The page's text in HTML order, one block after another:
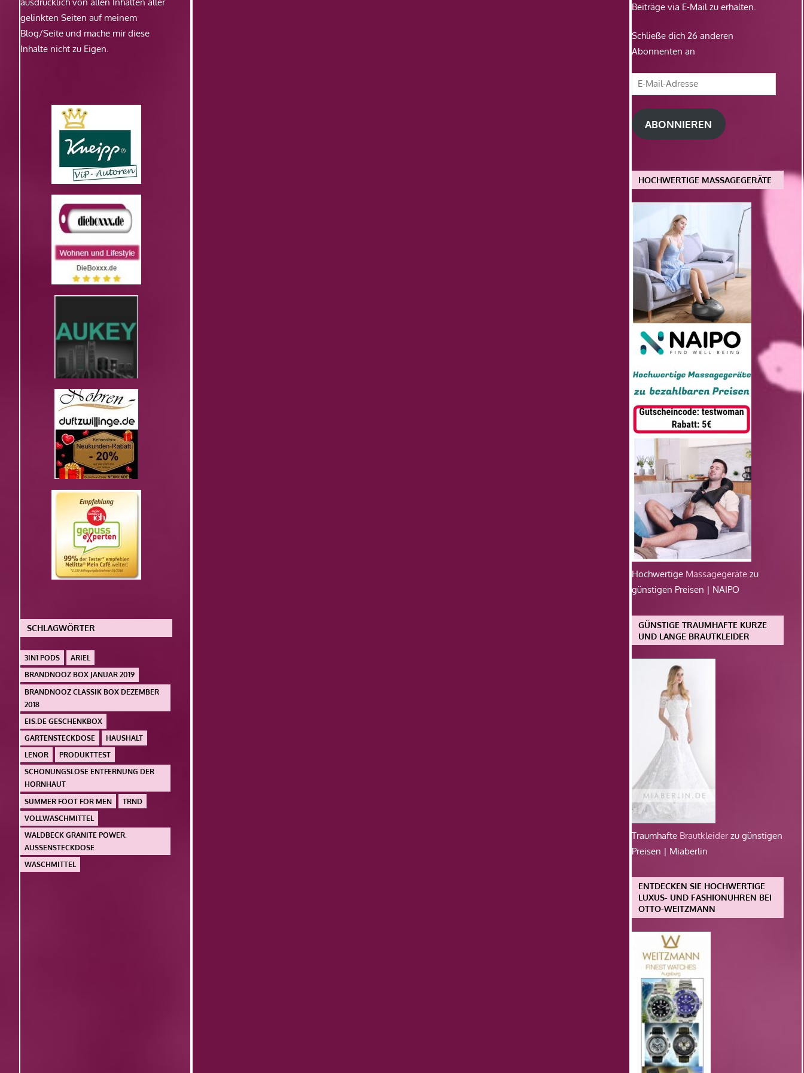
gelinkten Seiten auf meinem
Blog/Seite und mache mir diese
Inhalte nicht zu Eigen.
SCHLAGWÖRTER
3IN1 PODS
ARIEL
BRANDNOOZ BOX JANUAR 2019
BRANDNOOZ CLASSIK BOX DEZEMBER
2018
EIS.DE GESCHENKBOX
GARTENSTECKDOSE
HAUSHALT
LENOR
PRODUKTTEST
SCHONUNGSLOSE ENTFERNUNG DER
HORNHAUT
SUMMER FOOT FOR MEN
TRND
VOLLWASCHMITTEL
WALDBECK GRANITE POWER.
AUSSENSTECKDOSE
WASCHMITTEL
Beiträge via E-Mail zu erhalten.
Schließe dich 26 anderen
Abonnenten an
E-
Mail-
Adresse
ABONNIEREN
HOCHWERTIGE MASSAGEGERÄTE
Hochwertige Massagegeräte zu
günstigen Preisen | NAIPO
GÜNSTIGE TRAUMHAFTE KURZE
UND LANGE BRAUTKLEIDER
Traumhafte Brautkleiderzu günstigen
Preisen | Miaberlin
ENTDECKEN SIE HOCHWERTIGE
LUXUS- UND FASHIONUHREN BEI
OTTO-WEITZMANN